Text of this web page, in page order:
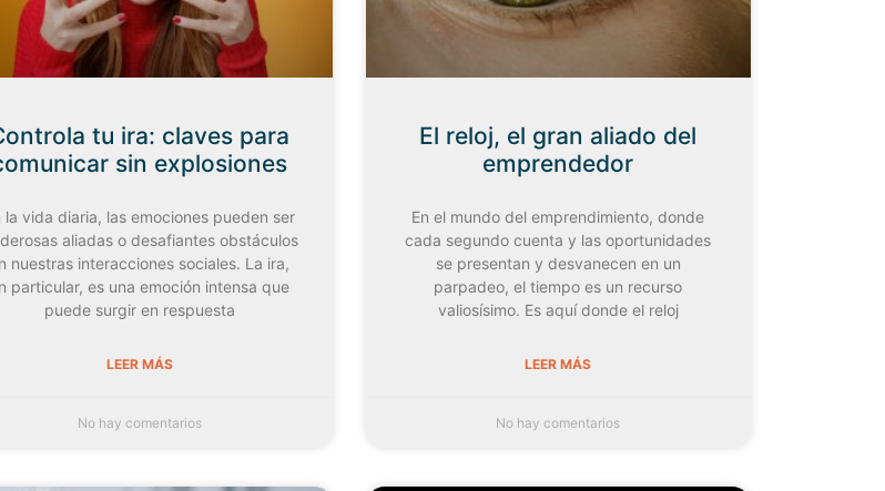
tu ira: claves para
sin explosiones
la vida diaria, las emociones pueden ser
aliadas o desafiantes obstáculos
nuestras interacciones sociales. La ira,
particular, es una emoción intensa que
puede surgir en respuesta
LEER MÁS
No hay comentarios
El reloj, el gran aliado del
emprendedor
En el mundo del emprendimiento, donde
cada segundo cuenta y las oportunidades
se presentan y desvanecen en un
parpadeo, el tiempo es un recurso
valiosísimo. Es aquí donde el reloj
LEER MÁS
No hay comentarios